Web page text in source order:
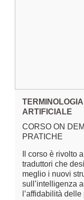
ARTIFICIALE
CORSO ON
PRATICHE
Il corso è rivolto
traduttori che
meglio i nuovi
sull’intelligenza
l’affidabilità